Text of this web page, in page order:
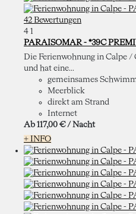
42 Bewertungen
4 1
PARAISOMAR - *39C
Die Ferienwohnung in Calpe /
und hat eine...
gemeinsames
Meerblick
direkt am Strand
Internet
Ab 117,00 € / Nacht
+ INFO